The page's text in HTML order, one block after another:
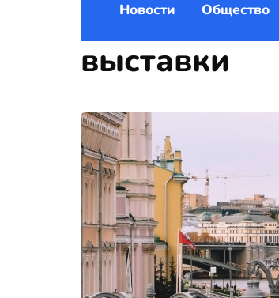
Новости Общество
выставки